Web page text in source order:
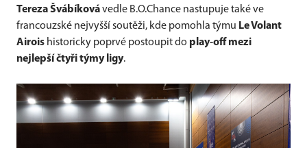
Tereza Švábíkovávedle B.O.Chance nastupuje také ve
francouzské nejvyšší soutěži, kde pomohla týmu Le Volant
Airois historicky poprvé postoupit do play-off mezi
nejlepší čtyři týmy ligy.